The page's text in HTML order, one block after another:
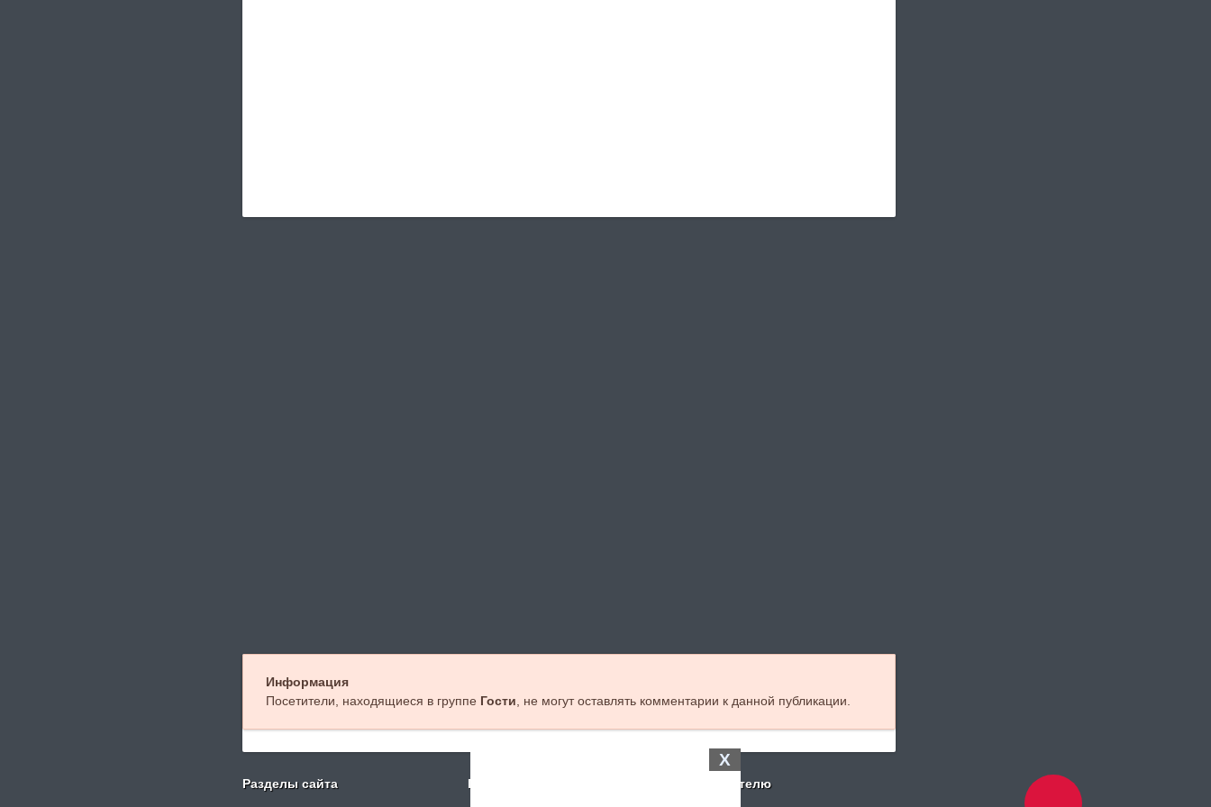
X
Информация
Посетители, находящиеся в группе Гости , не могут оставлять комментарии к данной публикации.
Разделы сайта Поддержка Посетителю